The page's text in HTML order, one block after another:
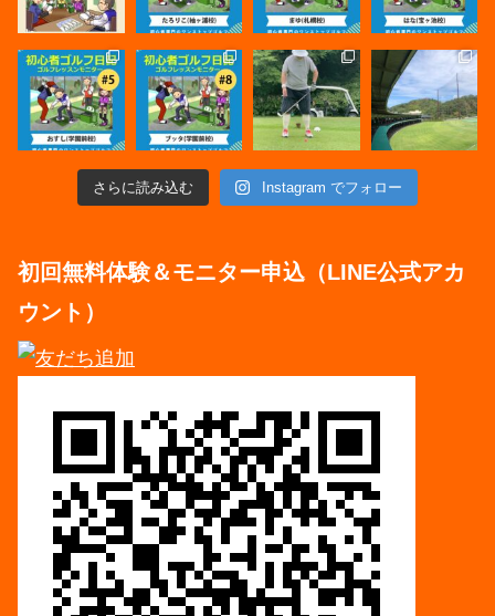
さらに読み込む Instagram でフォロー
初回無料体験＆モニター申込（LINE公式アカ
ウント）